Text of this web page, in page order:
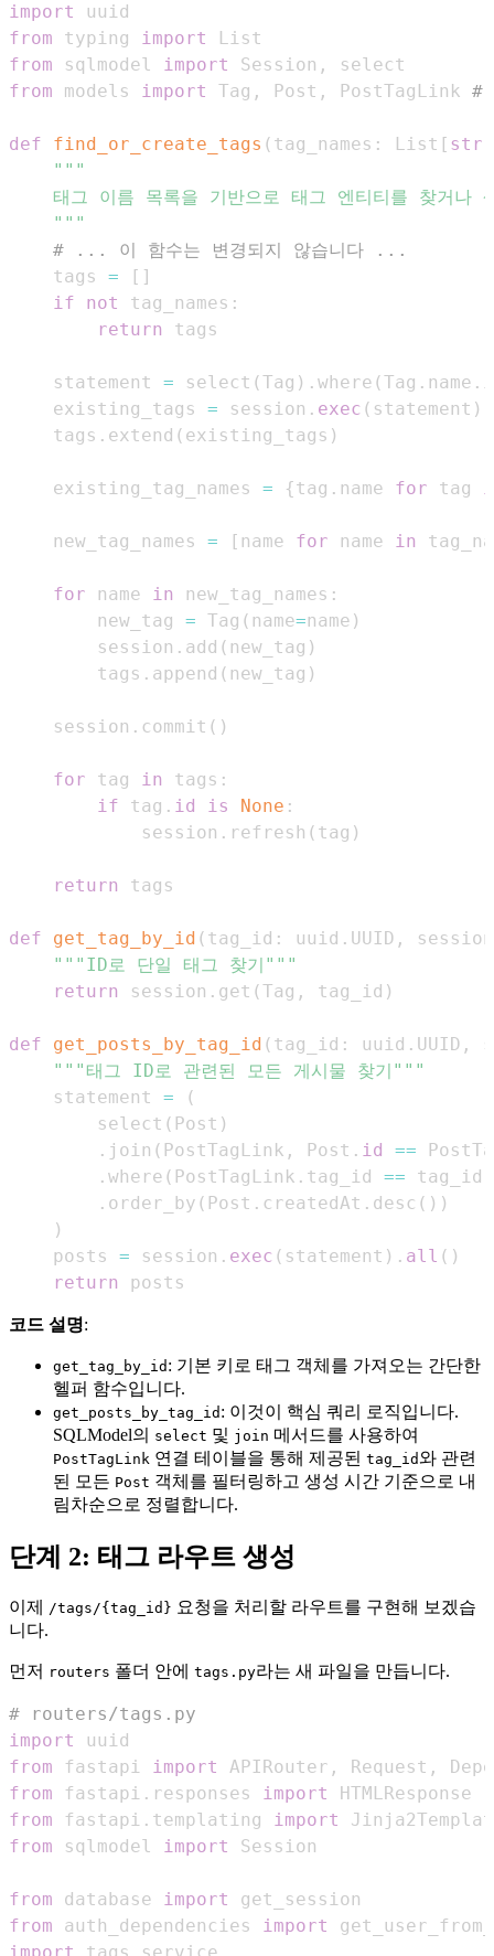
import
from typing import
from sqlmodel import Session ,
from models import Tag , Post , PostTagLink #
def find_or_create_tags ( tag_names : List [ str
    """
# ... 이 함수는 변경되지 않습니다 ...
    tags
= [ ]
if
not tag_names :
return
    statement
= select (Tag ) . where (Tag . name .
    existing_tags
= session . exec ( statement )
    tags
. extend ( existing_tags )
    existing_tag_names
= {tag . name for tag
    new_tag_names
= [ name for name in
for name in new_tag_names :
        new_tag
= Tag ( name=name )
        session
. add ( new_tag )
        tags
. append ( new_tag )
    session
. commit ( )
for tag in tags :
if tag . id is None :
            session
. refresh ( tag )
return
def get_tag_by_id ( tag_id : uuid . UUID ,
session
"""ID로 단일 태그 찾기"""
return
session . get (Tag , tag_id )
def get_posts_by_tag_id ( tag_id : uuid . UUID ,
"""태그 ID로 관련된 모든 게시물 찾기"""
    statement
=
(
        select
( Post )
. join ( PostTagLink , Post . id ==
. where ( PostTagLink . tag_id == tag_id
. order_by ( Post . createdAt . desc ( ) )
)
    posts
= session . exec ( statement ) . all ( )
return
posts
코드 설명:
get_tag_by_id : 기본 키로 태그 객체를 가져오는 간단한
헬퍼 함수입니다.
get_posts_by_tag_id : 이것이 핵심 쿼리 로직입니다.
SQLModel의 select 및 join 메서드를 사용하여
PostTagLink 연결 테이블을 통해 제공된 tag_id와 관련
된 모든 Post 객체를 필터링하고 생성 시간 기준으로 내
림차순으로 정렬합니다.
단계 2: 태그 라우트 생성
이제 /tags/{tag_id} 요청을 처리할 라우트를 구현해 보겠습
니다.
먼저 routers 폴더 안에 tags.py라는 새 파일을 만듭니다.
# routers/tags.py
import
from fastapi import APIRouter , Request ,
from fastapi . responses import
from fastapi . templating import
from sqlmodel import
from database import
from auth_dependencies import